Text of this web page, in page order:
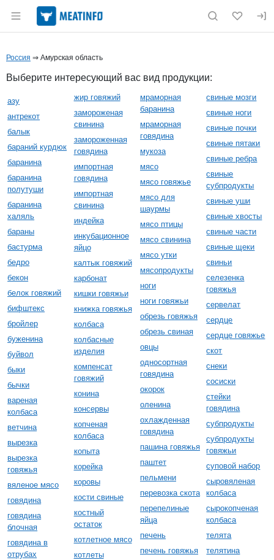
Раздел навигации по сайту meatinfo.ru
Россия ⇒ Амурская область
Выберите интересующий вас вид продукции:
азу
антрекот
балык
бараний курдюк
баранина
баранина
полутуши
баранина
халяль
бараны
бастурма
бедро
бекон
белок говяжий
бифштекс
бройлер
буженина
буйвол
быки
бычки
вареная
колбаса
ветчина
вырезка
вырезка
говяжья
вяленое мясо
говядина
говядина
блочная
говядина в
отрубах
жир говяжий
замороженая
свинина
замороженная
говядина
импортная
говядина
импортная
свинина
индейка
инкубационное
яйцо
калтык говяжий
карбонат
кишки говяжьи
книжка говяжья
колбаса
колбасные
изделия
компенсат
говяжий
конина
консервы
копченая
колбаса
копыта
корейка
коровы
кости свиные
костный
остаток
котлетное мясо
котлеты
мраморная
баранина
мраморная
говядина
мукоза
мясо
мясо говяжье
мясо для
шаурмы
мясо птицы
мясо свинина
мясо утки
мясопродукты
ноги
ноги говяжьи
обрезь говяжья
обрезь свиная
овцы
односортная
говядина
окорок
оленина
охлажденная
говядина
пашина говяжья
паштет
пельмени
перевозка скота
перепелиные
яйца
печень
печень говяжья
свиные мозги
свиные ноги
свиные почки
свиные пятаки
свиные ребра
свиные
субпродукты
свиные уши
свиные хвосты
свиные части
свиные щеки
свиньи
селезенка
говяжья
сервелат
сердце
сердце говяжье
скот
снеки
сосиски
стейки
говядина
субпродукты
субпродукты
говяжьи
суповой набор
сыровяленая
колбаса
сырокопченая
колбаса
телята
телятина